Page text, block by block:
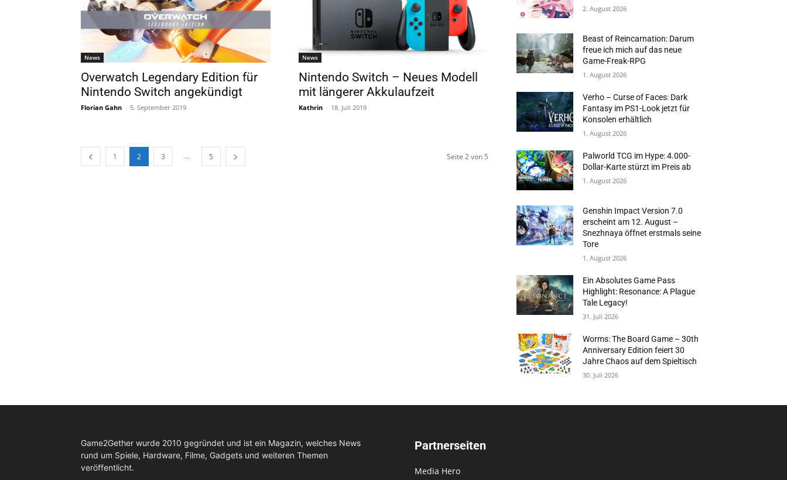
News
Overwatch Legendary Edition für
Nintendo Switch angekündigt
Florian Gahn - 5. September 2019
News
Nintendo Switch – Neues Modell
mit längerer Akkulaufzeit
Kathrin - 18. Juli 2019
1 2 3 ... 5 Seite 2 von 5
2. August 2026
Beast of Reincarnation: Darum
freue ich mich auf das neue
Game-Freak-RPG
1. August 2026
Verho – Curse of Faces: Dark
Fantasy im PS1-Look jetzt für
Konsolen erhältlich
1. August 2026
Palworld TCG im Hype: 4.000-
Dollar-Karte stürzt im Preis ab
1. August 2026
Genshin Impact Version 7.0
erscheint am 12. August –
Snezhnaya öffnet erstmals seine
Tore
1. August 2026
Ein Absolutes Game Pass
Highlight: Resonance: A Plague
Tale Legacy!
31. Juli 2026
Worms: The Board Game – 30th
Anniversary Edition feiert 30
Jahre Chaos auf dem Spieltisch
30. Juli 2026
Game2Gether wurde 2010 gegründet und ist ein Magazin, welches News
rund um Spiele, Hardware, Filme, Gadgets und weiteren Themen
veröffentlicht.
Partnerseiten
Media Hero